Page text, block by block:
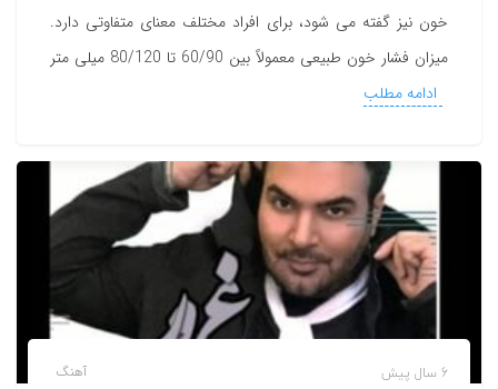
خون نیز گفته می شود، برای افراد مختلف معنای متفاوتی دارد.
میزان فشار خون طبیعی معمولاً بین 60/90 تا 80/120 میلی متر
ادامه مطلب
آهنگ 6 سال پیش